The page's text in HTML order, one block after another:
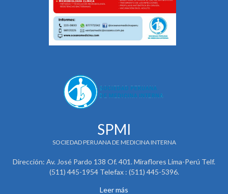
SPMI
SOCIEDAD PERUANA DE MEDICINA INTERNA
Dirección: Av. José Pardo 138 Of. 401. Miraflores Lima-Perú Telf.
(511) 445-1954 Telefax : (511) 445-5396.
Leer más